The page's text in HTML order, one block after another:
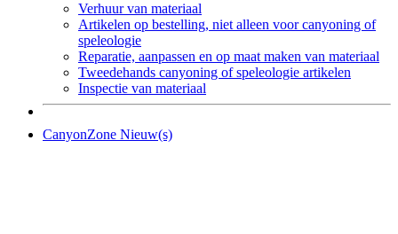
Verhuur van materiaal
Artikelen op bestelling, niet alleen voor canyoning of
speleologie
Reparatie, aanpassen en op maat maken van materiaal
Tweedehands canyoning of speleologie artikelen
Inspectie van materiaal
CanyonZone Nieuw(s)